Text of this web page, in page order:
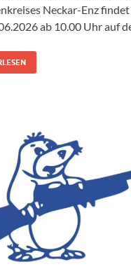
Neckar-Enz findet
ab 10.00 Uhr auf